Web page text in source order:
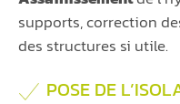
supports, correction
des structures si utile.
POSE DE